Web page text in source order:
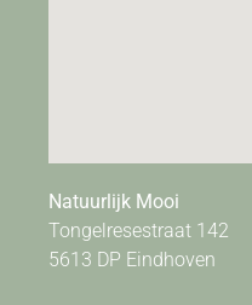
Natuurlijk Mooi
Tongelresestraat 142
5613 DP Eindhoven